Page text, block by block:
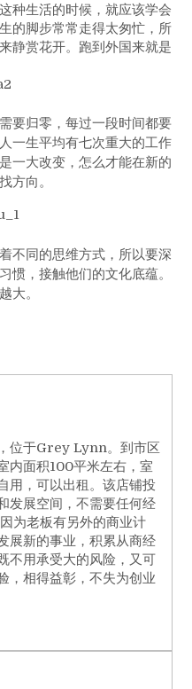
种生活的时候，就应该学会
的脚步常常走得太匆忙，所
静赏花开。跑到外国来就是
要归零，每过一段时间都要
一生平均有七次重大的工作
一大改变，怎么才能在新的
方向。
不同的思维方式，所以要深
惯，接触他们的文化底蕴。
大。
位于Grey Lynn。到市区
内面积100平米左右，室
用，可以出租。该店铺投
发展空间，不需要任何经
为老板有另外的商业计
展新的事业，积累从商经
不用承受大的风险，又可
，相得益彰，不失为创业